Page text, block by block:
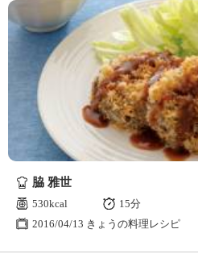
脇 雅世
530kcal
15分
2016/04/13 きょうの料理レシピ